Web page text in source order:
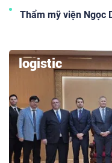
Thẩm mỹ viện Ngọc
logistic